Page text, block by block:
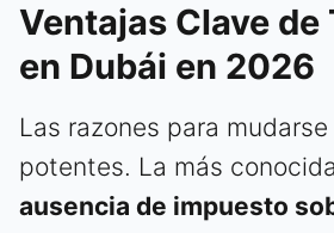
Ventajas Clave de
en Dubái en 2026
Las razones para
potentes. La más
ausencia de impuesto